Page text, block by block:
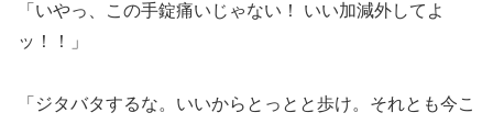
「いやっ、この手錠痛いじゃない！ いい加減外してよ
ッ！！」
「ジタバタするな。いいからとっとと歩け。それとも今こ